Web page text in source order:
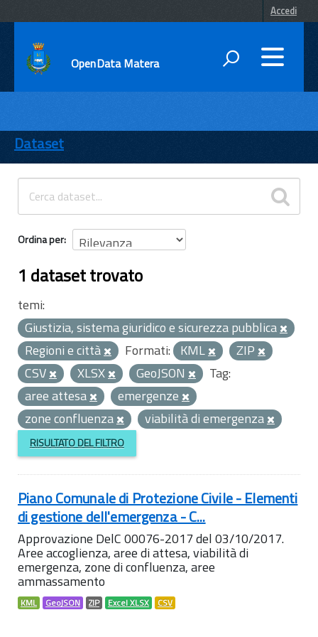
Accedi
OpenData Matera
ENTI
TEMI
INFORMAZIONI
Dataset
Ordina per
1 dataset trovato
temi:
Giustizia, sistema giuridico e sicurezza pubblica
Regioni e città
Formati: KML
ZIP
CSV
XLSX GeoJSON
Tag:
aree attesa
emergenze
zone confluenza
viabilità di emergenza
RISULTATO DEL FILTRO
Piano Comunale di Protezione Civile - Elementi
di gestione dell'emergenza - C...
Approvazione DelC 00076-2017 del 03/10/2017.
Aree accoglienza, aree di attesa, viabilità di
emergenza, zone di confluenza, aree
ammassamento
KML GeoJSON ZIP Excel XLSX CSV